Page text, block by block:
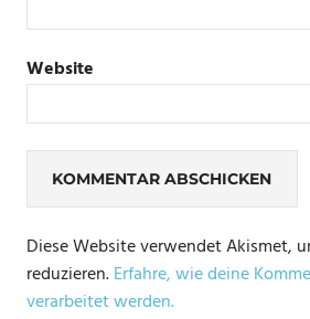
Website
Diese Website verwendet Akismet,
reduzieren.Erfahre, wie deine
verarbeitet werden.